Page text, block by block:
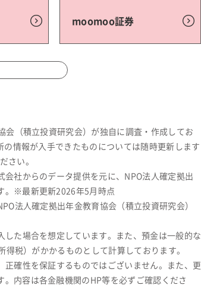
moomoo証券
会（積立投資研究会）が独自に調査・作成してお
情報が入手できたものについては随時更新します
さい。
会社からのデータ提供を元に、NPO法人確定拠出
。※最新更新2026年5月時点
法人確定拠出年金教育協会（積立投資研究会）
した場合を想定しています。また、預金は一般的な
税）がかかるものとして計算しております。
正確性を保証するものではございません。また、更
内容は各金融機関のHP等を必ずご確認くださ